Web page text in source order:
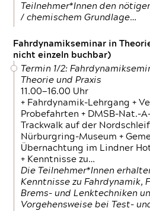
Teilnehmer*Innen den
/ chemischem Grundlage…
Fahrdynamikseminar in
nicht einzeln buchbar)
Termin 1/2:
Theorie und Praxis
11.00—16.00 Uhr
+ Fahrdynamik-Lehrgang +
Probefahrten + DMSB-Nat.-
Trackwalk auf der
Nürburgring-Museum +
Übernachtung im Lindner
+ Kenntnisse zu…
Die Teilnehmer*Innen
Kenntnisse zu Fahrdynamik,
Brems- und Lenktechniken
Vorgehensweise bei Test-